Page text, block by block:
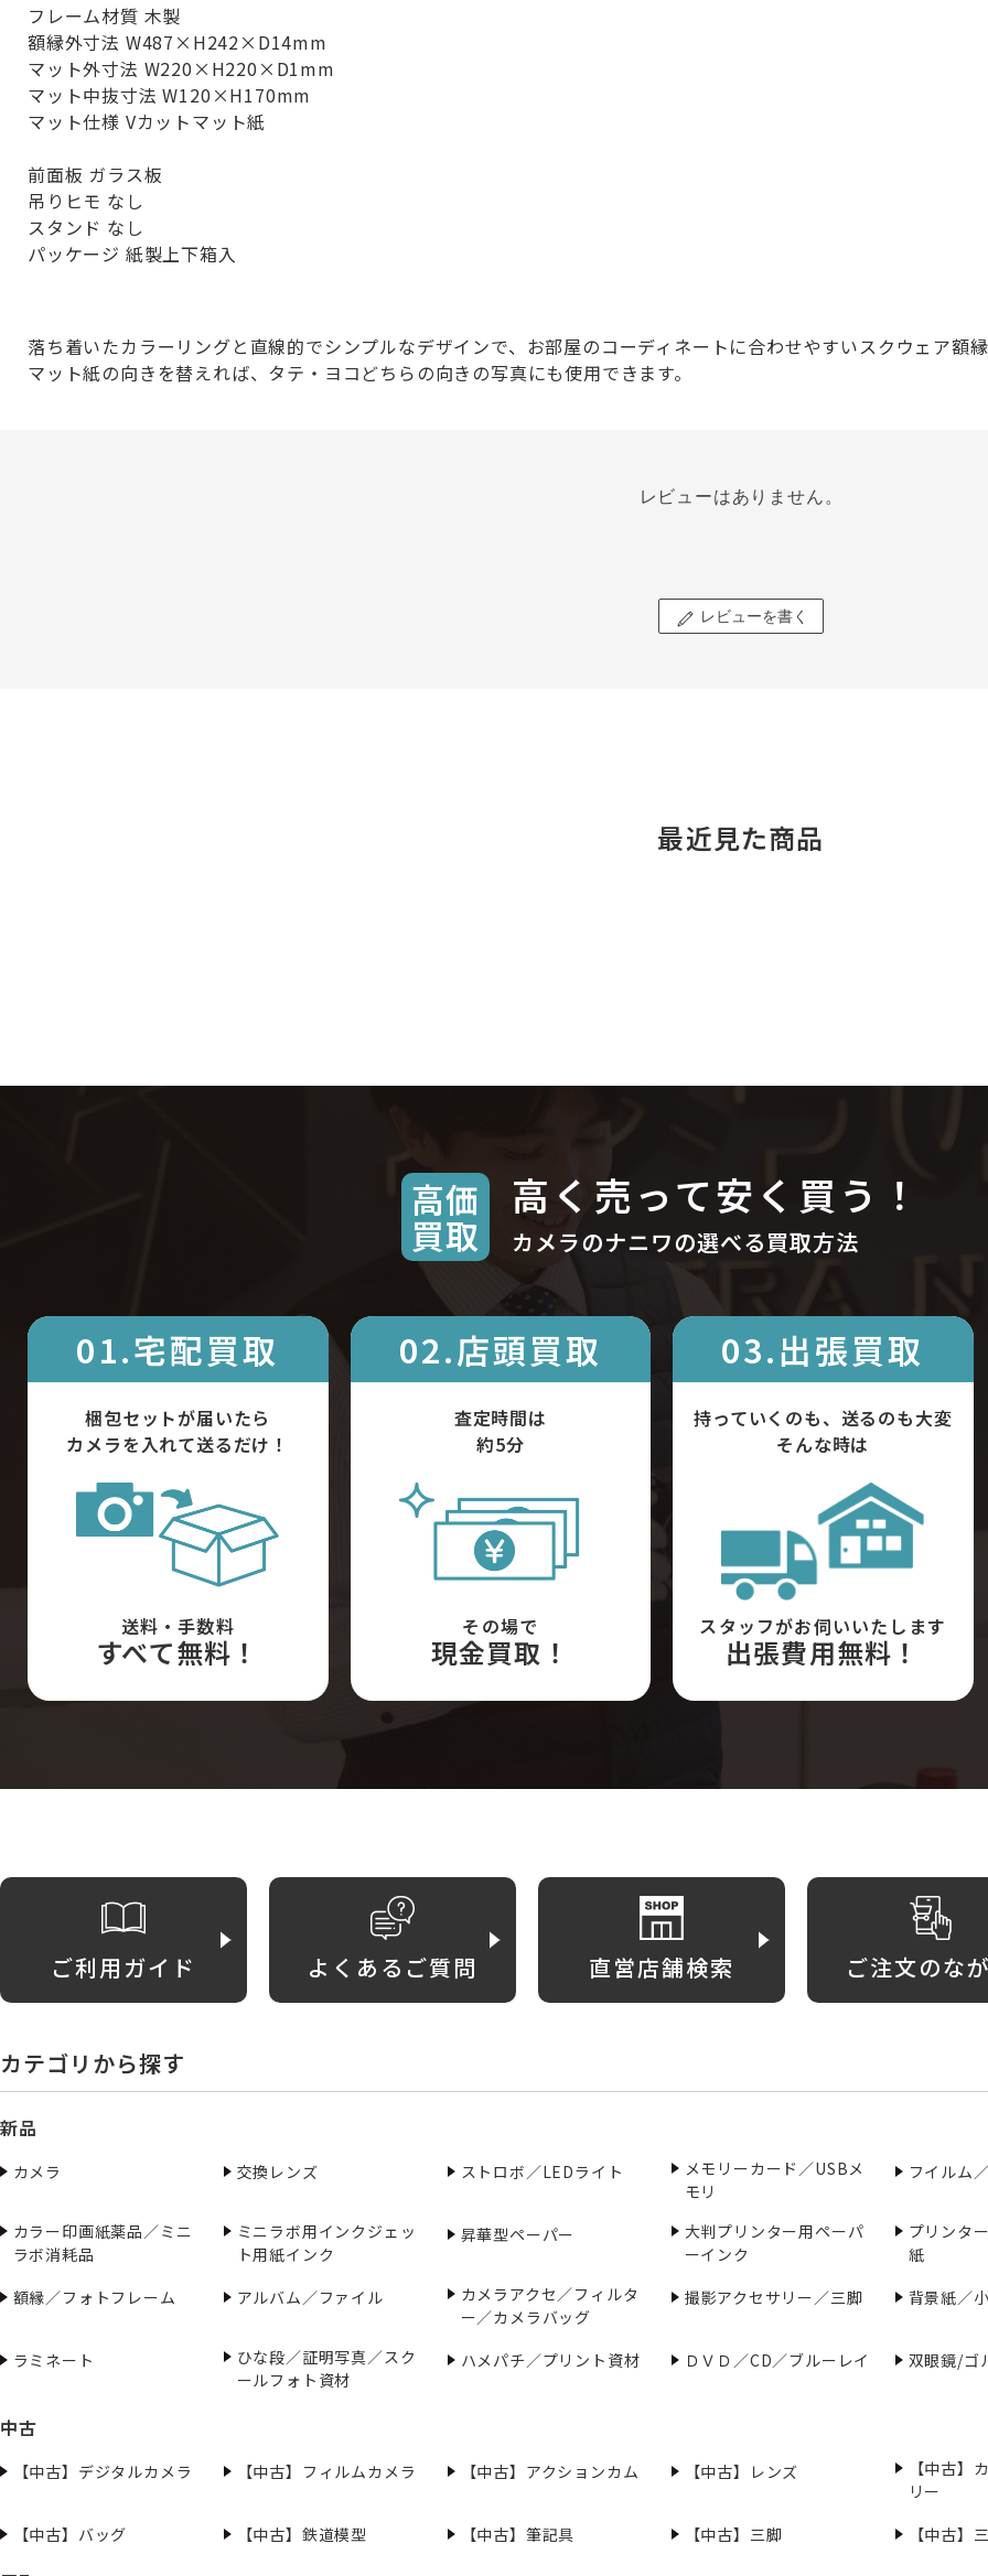
フレーム材質 木製
額縁外寸法 W487×H242×D14mm
マット外寸法 W220×H220×D1mm
マット中抜寸法 W120×H170mm
マット仕様 Vカットマット紙
前面板 ガラス板
吊りヒモ なし
スタンド なし
パッケージ 紙製上下箱入
落ち着いたカラーリングと直線的でシンプルなデザインで、お部屋のコーディネートに合わせやすいスクウェア額
マット紙の向きを替えれば、タテ・ヨコどちらの向きの写真にも使用できます。
レビューはありません。
レビューを書く
最近見た商品
高価
買取
高く売って安く買う！
カメラのナニワの選べる買取方法
01.宅配買取
梱包セットが届いたら
カメラを入れて送るだけ！
送料・手数料
すべて無料！
02.店頭買取
査定時間は
約5分
その場で
現金買取！
03.出張買取
持っていくのも、送るのも大変
そんな時は
スタッフがお伺いいたします
出張費用無料！
ご利用ガイド よくあるご質問 直営店舗検索 ご注文のな
カテゴリから探す
新品
カメラ 交換レンズ ストロボ／LEDライト
メモリーカード／USBメ
モリ
フイルム
カラー印画紙薬品／ミニ
ラボ消耗品
ミニラボ用インクジェッ
ト用紙インク
昇華型ペーパー
大判プリンター用ペーパ
ーインク
プリンタ
紙
額縁／フォトフレーム
アルバム／ファイル
カメラアクセ／フィルタ
ー／カメラバッグ
撮影アクセサリー／三脚 背景紙／
ラミネート
ひな段／証明写真／スク
ールフォト資材
ハメパチ／プリント資材 ＤＶＤ／CD／ブルーレイ 双眼鏡/ゴ
中古
【中古】デジタルカメラ 【中古】フィルムカメラ 【中古】アクションカム 【中古】レンズ
【中古】
リー
【中古】バッグ
【中古】鉄道模型 【中古】筆記具 【中古】三脚 【中古】